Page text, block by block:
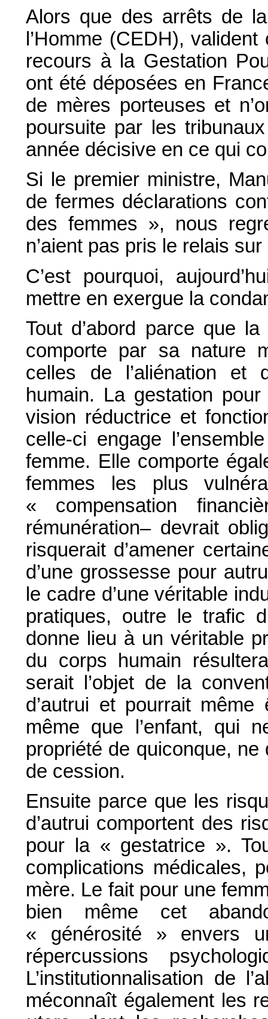
Alors que des arrêts de
l’Homme (CEDH),
recours à la Gestation
ont été déposées en
de mères porteuses et
poursuite par les
année décisive en ce qui
Si le premier ministre,
de fermes déclarations
des femmes », nous
n’aient pas pris le relais
C’est pourquoi,
mettre en exergue la
Tout d’abord parce que
comporte par sa nature
celles de l’aliénation et
humain. La gestation pour
vision réductrice et
celle-ci engage
femme. Elle comporte
femmes les plus
« compensation
rémunération– devrait
risquerait d’amener
d’une grossesse pour
le cadre d’une véritable
pratiques, outre le trafic
donne lieu à un véritable
du corps humain
serait l’objet de la
d’autrui et pourrait
même que l’enfant, qui
propriété de quiconque, ne
de cession.
Ensuite parce que les
d’autrui comportent des
pour la « gestatrice ».
complications médicales,
mère. Le fait pour une
bien même cet
« générosité » envers
répercussions
L’institutionnalisation de
méconnaît également les